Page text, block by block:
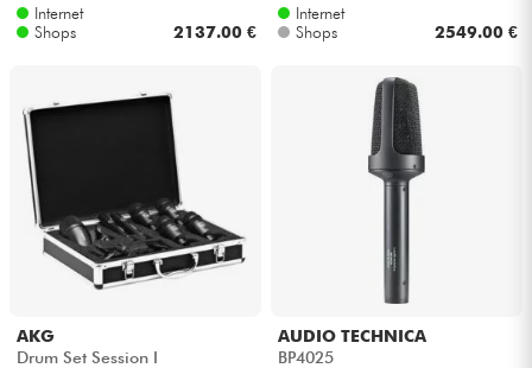
Internet
Shops
2137.00 €
Internet
Shops
2549.00 €
AKG
Drum Set Session I
AUDIO TECHNICA
BP4025